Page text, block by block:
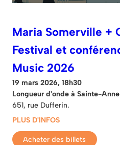
Maria Somerville +
Festival et
Music 2026
19 mars 2026, 18h30
Longueur d'onde à Sainte-Anne
651, rue Dufferin.
PLUS D'INFOS
Acheter des billets